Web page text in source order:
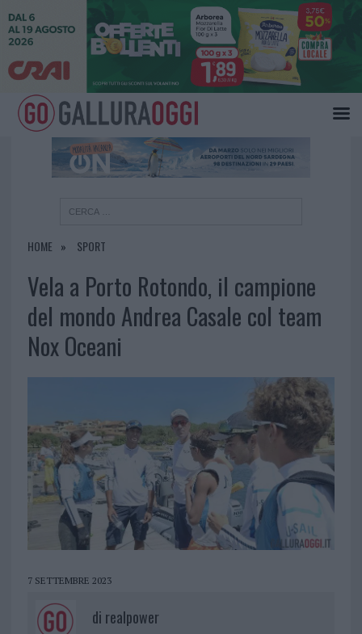
HOME SPORT
Vela a Porto Rotondo, il campione
del mondo Andrea Casale col team
Nox Oceani
7 SETTEMBRE 2023
di realpower
×